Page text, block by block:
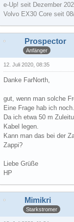
e-Up! seit Dezember
Volvo EX30 Core seit
Prospector
Anfänger
12. Juli 2020, 08:35
Danke FarNorth,
gut, wenn man solche
Eine Frage hab ich noch.
Da ich etwa 50 m
Kabel legen.
Kann man das bei der
Zappi?
Liebe Grüße
HP
Mimikri
Starkstromer